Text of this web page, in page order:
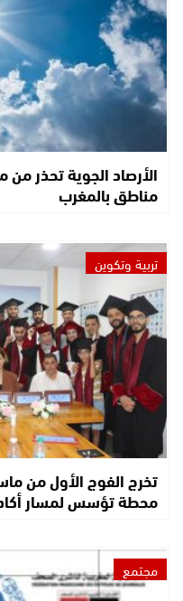
الأرصاد الجوية تحذر
مناطق بالمغرب
تربية وتكوين
تخرج الفوج الأول من
محطة تؤسس لمسار
مجتمع